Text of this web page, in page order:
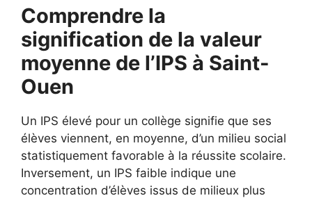
Comprendre la
signification de la valeur
moyenne de l’IPS à Saint-
Ouen
Un IPS élevé pour un collège signifie que ses
élèves viennent, en moyenne, d’un milieu social
statistiquement favorable à la réussite scolaire.
Inversement, un IPS faible indique une
concentration d’élèves issus de milieux plus